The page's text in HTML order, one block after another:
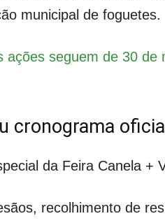
municipal de foguetes.
ações seguem de 30 de
cronograma
da Feira Canela +
recolhimento de